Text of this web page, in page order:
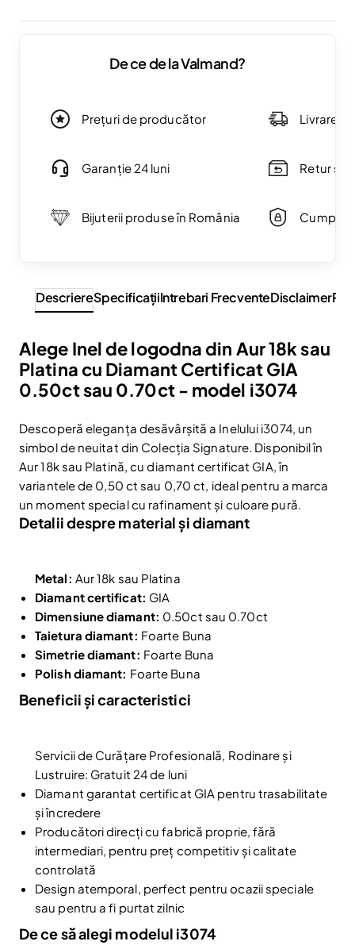
Reduceri și noutăți doar pentru abonați
Email
Am citit și sunt de acord cu Politica de confidentialitate
Nu mai afișa.
De ce de la Valmand?
Prețuri de producător
Garanție 24 luni
Bijuterii produse în România
Livrare
Retur
DescriereSpecificaţiiIntrebari FrecventeDisclaimer
Alege Inel de logodna din Aur 18k sau
Platina cu Diamant Certificat GIA
0.50ct sau 0.70ct - model i3074
Descoperă eleganța desăvârșită a Inelului i3074, un
simbol de neuitat din Colecția Signature. Disponibil în
Aur 18k sau Platină, cu diamant certificat GIA, în
variantele de 0,50 ct sau 0,70 ct, ideal pentru a marca
un moment special cu rafinament și culoare pură.
Detalii despre material și diamant
Metal: Aur 18k sau Platina
Diamant certificat: GIA
Dimensiune diamant: 0.50ct sau 0.70ct
Taietura diamant: Foarte Buna
Simetrie diamant: Foarte Buna
Polish diamant: Foarte Buna
Beneficii și caracteristici
Servicii de Curățare Profesională, Rodinare și
Lustruire: Gratuit 24 de luni
Diamant garantat certificat GIA pentru trasabilitate
și încredere
Producători direcți cu fabrică proprie, fără
intermediari, pentru preț competitiv și calitate
controlată
Design atemporal, perfect pentru ocazii speciale
sau pentru a fi purtat zilnic
De ce să alegi modelul i3074